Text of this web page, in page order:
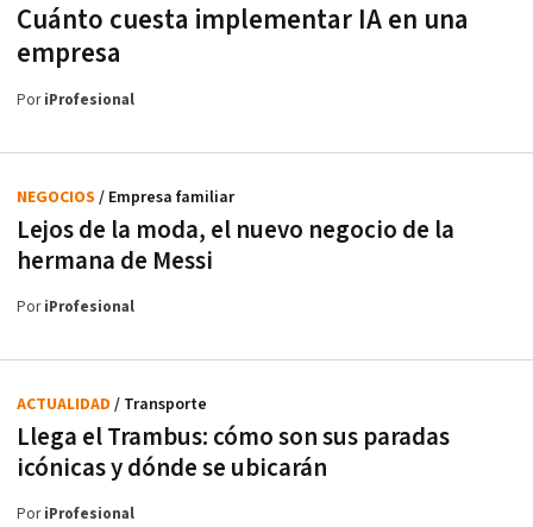
Cuánto cuesta implementar IA en una
empresa
PoriProfesional
Lejos de la moda, el nuevo negocio de la
hermana de Messi
NEGOCIOS / Empresa familiar
PoriProfesional
Llega el Trambus: cómo son sus paradas
icónicas y dónde se ubicarán
ACTUALIDAD / Transporte
PoriProfesional